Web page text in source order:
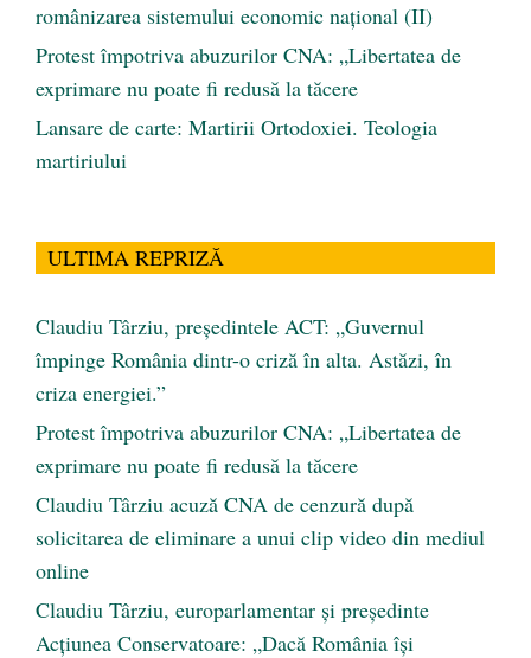
românizarea sistemului economic naţional (II)
Protest împotriva abuzurilor CNA: „Libertatea de
exprimare nu poate fi redusă la tăcere
Lansare de carte: Martirii Ortodoxiei. Teologia
martiriului
ULTIMA REPRIZĂ
Claudiu Târziu, președintele ACT: „Guvernul
împinge România dintr-o criză în alta. Astăzi, în
criza energiei.”
Protest împotriva abuzurilor CNA: „Libertatea de
exprimare nu poate fi redusă la tăcere
Claudiu Târziu acuză CNA de cenzură după
solicitarea de eliminare a unui clip video din mediul
online
Claudiu Târziu, europarlamentar și președinte
Acțiunea Conservatoare: „Dacă România își